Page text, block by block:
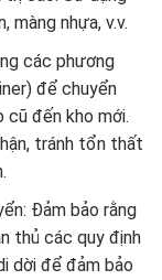
màng nhựa, v.v.
các phương
để chuyển
đến kho mới.
tránh tổn thất
Đảm bảo rằng
thủ các quy định
dời để đảm bảo